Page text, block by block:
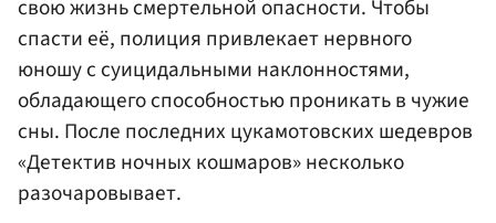
свою жизнь смертельной опасности. Чтобы
спасти её, полиция привлекает нервного
юношу с суицидальными наклонностями,
обладающего способностью проникать в чужие
сны. После последних цукамотовских шедевров
«Детектив ночных кошмаров» несколько
разочаровывает.